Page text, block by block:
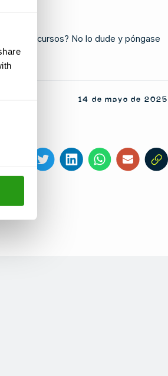
otros cursos? No lo dude y póngase
14 de mayo de 2025